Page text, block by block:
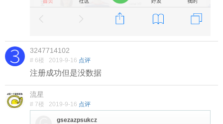
3247714102
# 6楼 2019-9-16 点评
注册成功但是没数据
流星
# 7楼 2019-9-16 点评
gsezazpsukcz